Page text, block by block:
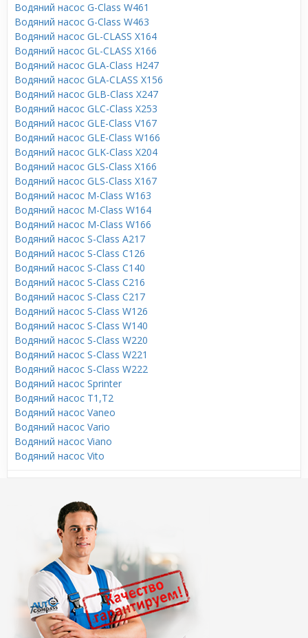
Водяний насос G-Class W461
Водяний насос G-Class W463
Водяний насос GL-CLASS X164
Водяний насос GL-CLASS X166
Водяний насос GLA-Class H247
Водяний насос GLA-CLASS X156
Водяний насос GLB-Class X247
Водяний насос GLC-Class X253
Водяний насос GLE-Class V167
Водяний насос GLE-Class W166
Водяний насос GLK-Class X204
Водяний насос GLS-Class X166
Водяний насос GLS-Class X167
Водяний насос M-Class W163
Водяний насос M-Class W164
Водяний насос M-Class W166
Водяний насос S-Class A217
Водяний насос S-Class C126
Водяний насос S-Class C140
Водяний насос S-Class C216
Водяний насос S-Class C217
Водяний насос S-Class W126
Водяний насос S-Class W140
Водяний насос S-Class W220
Водяний насос S-Class W221
Водяний насос S-Class W222
Водяний насос Sprinter
Водяний насос T1,T2
Водяний насос Vaneo
Водяний насос Vario
Водяний насос Viano
Водяний насос Vito